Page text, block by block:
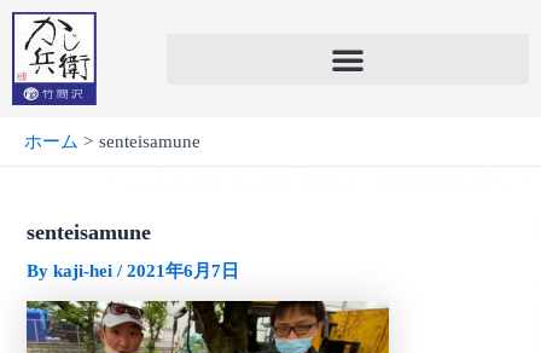
内
を
ホーム senteisamune
senteisamune
Bykaji-hei/2021年6月7日